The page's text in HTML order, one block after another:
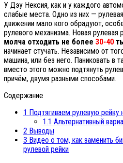
У Дэу Нексия, как и у каждого
слабые места. Одно из них —
движении мало кого обрадуют,
рулевого механизма. Новая рулевая
молча отходить не более 30-40
начинает стучать. Независимо от
машина, или без него. Паниковать в
вместо этого можно подтянуть
причём, двумя разными способами.
Содержание
1 Подтягиваем рулевую рейку
1.1 Альтернативный
2 Выводы
3 Видео о том, как заменить
рулевой рейки